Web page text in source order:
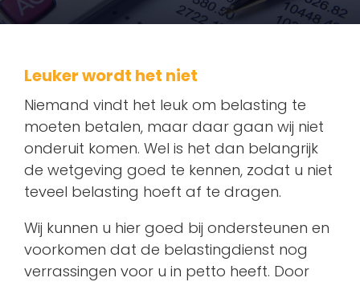
Pakketten
Contact
Leuker wordt het niet
Niemand vindt het leuk om belasting te
moeten betalen, maar daar gaan wij niet
onderuit komen. Wel is het dan belangrijk
de wetgeving goed te kennen, zodat u niet
teveel belasting hoeft af te dragen.
Wij kunnen u hier goed bij ondersteunen en
voorkomen dat de belastingdienst nog
verrassingen voor u in petto heeft. Door